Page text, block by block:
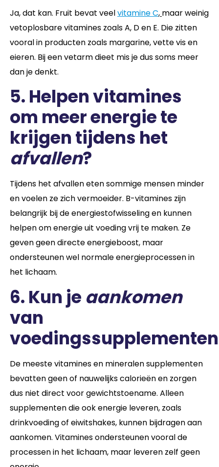
Ja, dat kan. Fruit bevat veelvitamine C, maar weinig
vetoplosbare vitamines zoals A, D en E. Die zitten
vooral in producten zoals margarine, vette vis en
eieren. Bij een vetarm dieet mis je dus soms meer
dan je denkt.
5. Helpen vitamines
om meer energie te
krijgen tijdens het
afvallen?
Tijdens het afvallen eten sommige mensen minder
en voelen ze zich vermoeider. B-vitamines zijn
belangrijk bij de energiestofwisseling en kunnen
helpen om energie uit voeding vrij te maken. Ze
geven geen directe energieboost, maar
ondersteunen wel normale energieprocessen in
het lichaam.
6. Kun je aankomen
van
De meeste vitamines en mineralen supplementen
bevatten geen of nauwelijks calorieën en zorgen
dus niet direct voor gewichtstoename. Alleen
supplementen die ook energie leveren, zoals
drinkvoeding of eiwitshakes, kunnen bijdragen aan
aankomen. Vitamines ondersteunen vooral de
processen in het lichaam, maar leveren zelf geen